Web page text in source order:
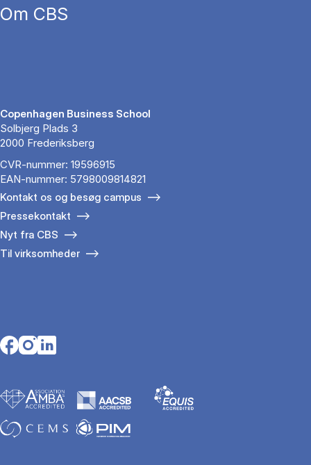
Om CBS
Copenhagen Business School
Solbjerg Plads 3
2000 Frederiksberg
CVR-nummer: 19596915
EAN-nummer: 5798009814821
Kontakt os og besøg campus
Pressekontakt
Nyt fra CBS
Til virksomheder
Opens in a new tab
Opens in a new tab
Opens in a new tab